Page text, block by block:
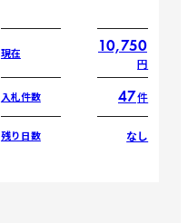
現在 10,750
円
入札件数 47件
残り日数 なし